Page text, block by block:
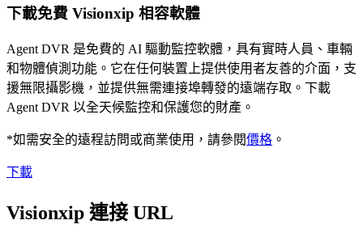
下載免費 Visionxip 相容軟體
Agent DVR 是免費的 AI 驅動監控軟體，具有實時人員、車輛
和物體偵測功能。它在任何裝置上提供使用者友善的介面，支
援無限攝影機，並提供無需連接埠轉發的遠端存取。下載
Agent DVR 以全天候監控和保護您的財產。
*如需安全的遠程訪問或商業使用，請參閱價格 。
下載
Visionxip 連接 URL